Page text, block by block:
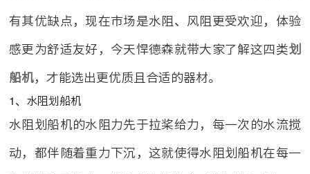
有其优缺点，现在市场是水阻、风阻更受欢迎，体验
感更为舒适友好，今天悍德森就带大家了解这四类划
船机，才能选出更优质且合适的器材。
1、水阻划船机
水阻划船机的水阻力先于拉桨给力，每一次的水流搅
动，都伴随着重力下沉，这就使得水阻划船机在每一